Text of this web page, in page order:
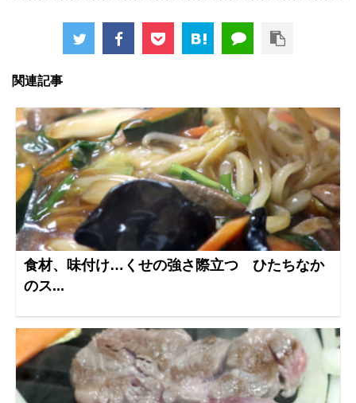
関連記事
食材、味付け…くせの強さ際立つ ひたちなか
のス...